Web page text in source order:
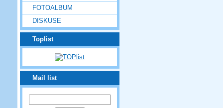
FOTOALBUM
DISKUSE
Toplist
Mail list